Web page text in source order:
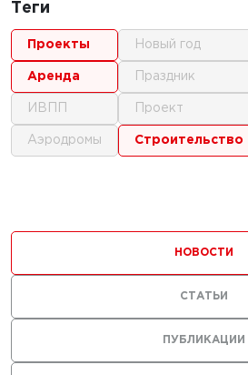
ПУБЛИКАЦИИ
НОВОСТИ
СТАТЬИ
Теги
проекты
аренда
ИВПП
аэродромы
новый год
праздник
проект
строительство